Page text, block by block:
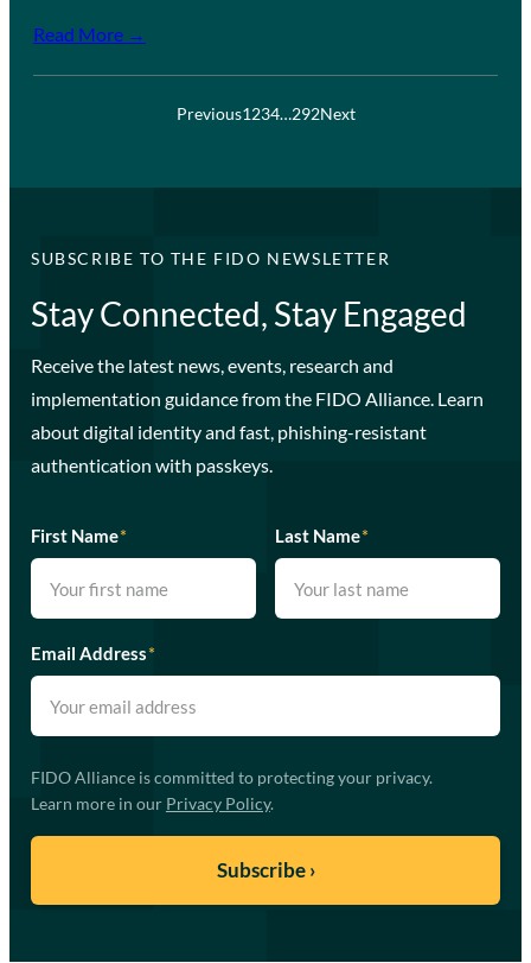
Read More →
Previous1234…292Next
SUBSCRIBE TO THE FIDO NEWSLETTER
Stay Connected, Stay Engaged
Receive the latest news, events, research and
implementation guidance from the FIDO Alliance. Learn
about digital identity and fast, phishing-resistant
authentication with passkeys.
First Name* Last Name*
Email Address*
FIDO Alliance is committed to protecting your privacy.
Learn more in our Privacy Policy.